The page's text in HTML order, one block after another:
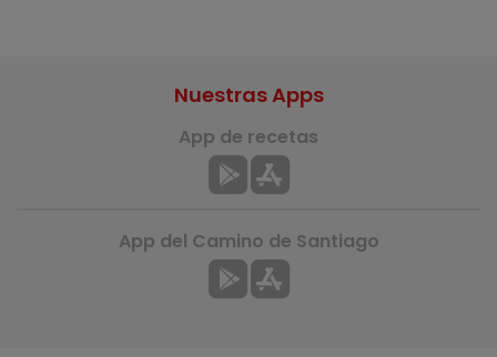
Nuestras Apps
App de recetas
App del Camino de Santiago